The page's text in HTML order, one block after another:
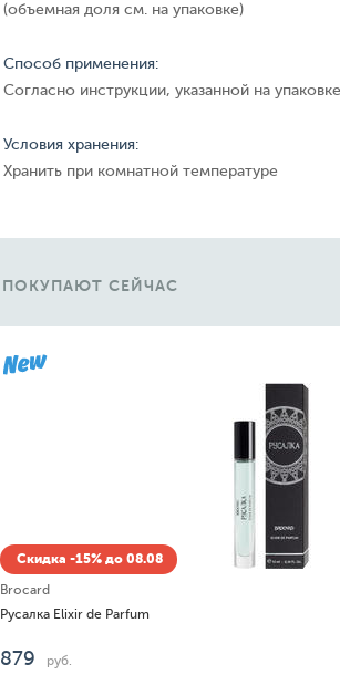
(объемная доля см. на упаковке)
Способ применения:
Согласно инструкции, указанной на упаковке
Условия хранения:
Хранить при комнатной температуре
ПОКУПАЮТ СЕЙЧАС
Скидка -15% до 08.08
Brocard
Русалка Elixir de Parfum
879 руб.